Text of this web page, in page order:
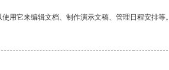
用它来编辑文档、制作演示文稿、管理日程安排等。